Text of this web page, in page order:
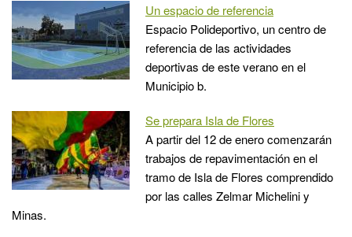
Un espacio de referencia
Espacio Polideportivo, un centro de
referencia de las actividades
deportivas de este verano en el
Municipio b.
Se prepara Isla de Flores
A partir del 12 de enero comenzarán
trabajos de repavimentación en el
tramo de Isla de Flores comprendido
por las calles Zelmar Michelini y
Minas.